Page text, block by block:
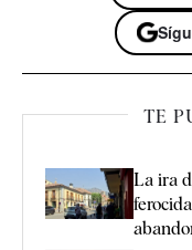
TE
La ira